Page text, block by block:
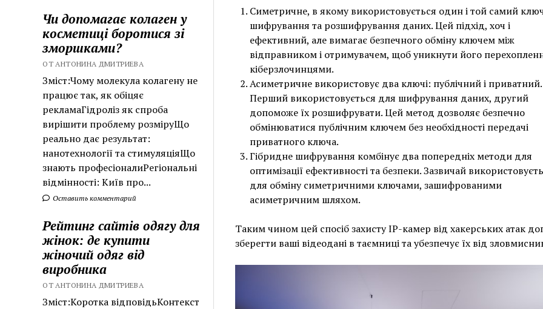
Чи допомагає колаген у
косметиці боротися зі
зморшками?
ОТ АНТОНИНА ДМИТРИЕВА
Зміст:Чому молекула колагену не
працює так, як обіцяє
рекламаГідроліз як спроба
вирішити проблему розміруЩо
реально дає результат:
нанотехнології та стимуляціяЩо
знають професіоналиРегіональні
відмінності: Київ про...
Оставить комментарий
Рейтинг сайтів одягу для
жінок: де купити
жіночий одяг від
виробника
ОТ АНТОНИНА ДМИТРИЕВА
Зміст:Коротка відповідьКонтекст
Симетричне, в якому використовується один і той самий
шифрування та розшифрування даних. Цей підхід, хоч і
ефективний, але вимагає безпечного обміну ключем між
відправником і отримувачем, щоб уникнути його
кіберзлочинцями.
Асиметричне використовує два ключі: публічний і приватний.
Перший використовується для шифрування даних, другий
допоможе їх розшифрувати. Цей метод дозволяє безпечно
обмінюватися публічним ключем без необхідності передачі
приватного ключа.
Гібридне шифрування комбінує два попередніх методи для
оптимізації ефективності та безпеки. Зазвичай
для обміну симетричними ключами, зашифрованими
асиметричним шляхом.
Таким чином цей спосіб захисту IP-камер від хакерських атак
зберегти ваші відеодані в таємниці та убезпечує їх від